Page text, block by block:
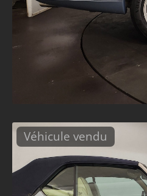
Véhicule vendu